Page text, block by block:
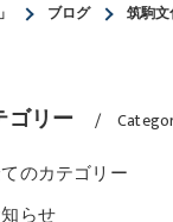
ブログ 筑駒
ゴリー
のカテゴリー
らせ